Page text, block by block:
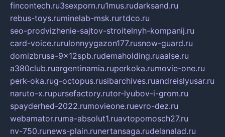
fincontech.ru3sexporn.ru1mus.rudarksand.ru
rebus-toys.ruminelab-msk.rurtdco.ru
seo-prodvizhenie-sajtov-stroitelnyh-kompanij.ru
card-voice.rurulonnyygazon177.rusnow-guard.ru
domizbrusa-9x12spb.rudemaholding.ruaalse.ru
a380club.ruargentinamia.ruperkoka.rumovie-one.ru
perk-oka.rug-octopus.rusibarchives.ruandreislyusar.ru
naruto-x.rupursefactory.rutor-lyubov-i-grom.ru
spayderhed-2022.rumovieone.ruevro-dez.ru
webamator.ruma-absolut1.ruavtopomosch27.ru
nv-750.runews-plain.runertansaga.rudelanalad.ru